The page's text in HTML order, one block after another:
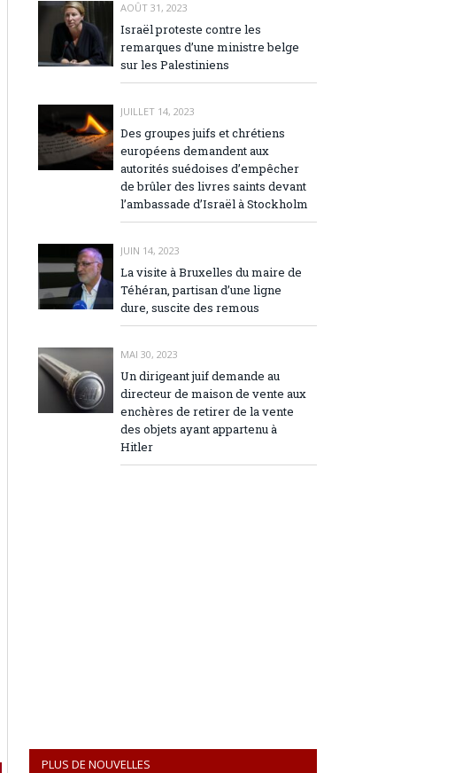
AOÛT 31, 2023
Israël proteste contre les
remarques d’une ministre belge
sur les Palestiniens
JUILLET 14, 2023
Des groupes juifs et chrétiens
européens demandent aux
autorités suédoises d’empêcher
de brûler des livres saints devant
l’ambassade d’Israël à Stockholm
JUIN 14, 2023
La visite à Bruxelles du maire de
Téhéran, partisan d’une ligne
dure, suscite des remous
MAI 30, 2023
Un dirigeant juif demande au
directeur de maison de vente aux
enchères de retirer de la vente
des objets ayant appartenu à
Hitler
PLUS DE NOUVELLES